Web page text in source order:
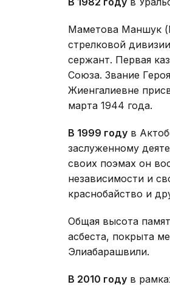
Маметова Маншук
стрелковой
сержант. Первая
Союза. Звание
Жиенгалиевне
марта 1944 года.
В 1999 году в
заслуженному
своих поэмах он
независимости и
краснобайство и
Общая высота
асбеста, покрыта
Элиабарашвили.
В 2010 году в